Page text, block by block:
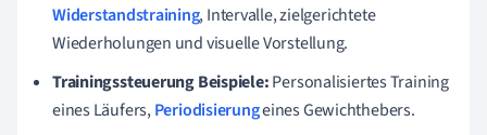
Widerstandstraining, Intervalle, zielgerichtete
Wiederholungen und visuelle Vorstellung.
Trainingssteuerung Beispiele:Personalisiertes Training
eines Läufers,Periodisierungeines Gewichthebers.